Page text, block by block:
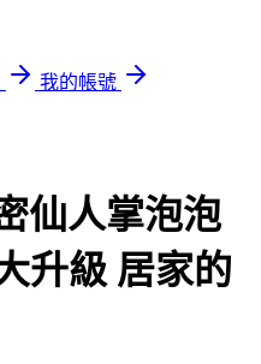
我的帳號
仙人掌泡泡
升級 居家的